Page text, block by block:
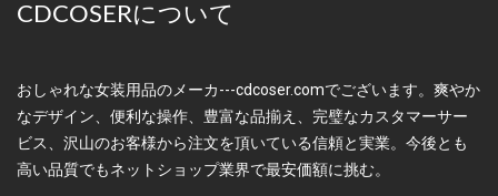
CDCOSERについて
おしゃれな女装用品のメーカ---cdcoser.comでございます。爽やか
なデザイン、便利な操作、豊富な品揃え、完璧なカスタマーサー
ビス、沢山のお客様から注文を頂いている信頼と実業。今後とも
高い品質でもネットショップ業界で最安価額に挑む。